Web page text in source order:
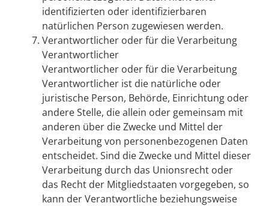
identifizierten oder identifizierbaren
natürlichen Person zugewiesen werden.
Verantwortlicher oder für die Verarbeitung
Verantwortlicher
Verantwortlicher oder für die Verarbeitung
Verantwortlicher ist die natürliche oder
juristische Person, Behörde, Einrichtung oder
andere Stelle, die allein oder gemeinsam mit
anderen über die Zwecke und Mittel der
Verarbeitung von personenbezogenen Daten
entscheidet. Sind die Zwecke und Mittel dieser
Verarbeitung durch das Unionsrecht oder
das Recht der Mitgliedstaaten vorgegeben, so
kann der Verantwortliche beziehungsweise